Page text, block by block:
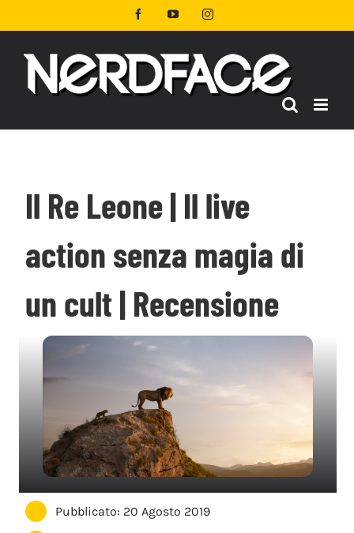
al
FacebookYouTubeInstagram
Il Re Leone | Il live
action senza magia di
un cult | Recensione
Pubblicato: 20 Agosto 2019